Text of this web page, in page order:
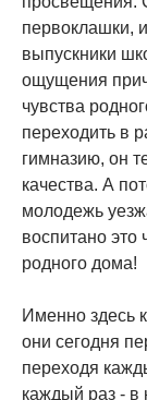
первоклашки,
выпускники
ощущения
чувства
переходить в
гимназию, он
качества. А
молодежь
воспитано это
родного дома!
Именно здесь
они сегодня
переходя
каждый раз - в